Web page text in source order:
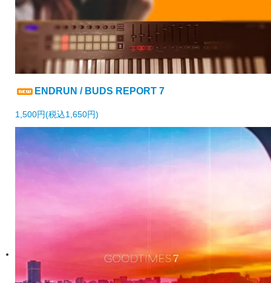
ENDRUN / BUDS REPORT 7
1,500円(税込1,650円)